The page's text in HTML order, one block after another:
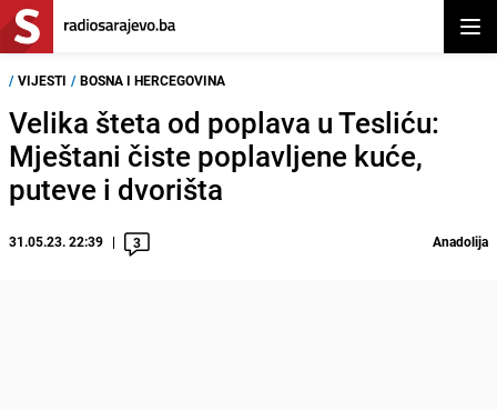
/ VIJESTI / BOSNA I HERCEGOVINA
Velika šteta od poplava u Tesliću:
Mještani čiste poplavljene kuće,
puteve i dvorišta
31.05.23. 22:39 3 Anadolija